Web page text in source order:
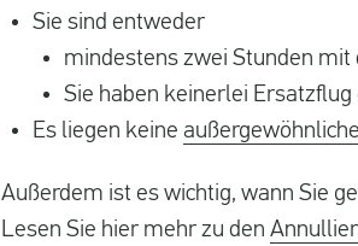
Sie sind entweder
mindestens zwei Stunden
Sie haben keinerlei
Es liegen keine
Außerdem ist es wichtig, wann Sie
Lesen Sie hier mehr zu den